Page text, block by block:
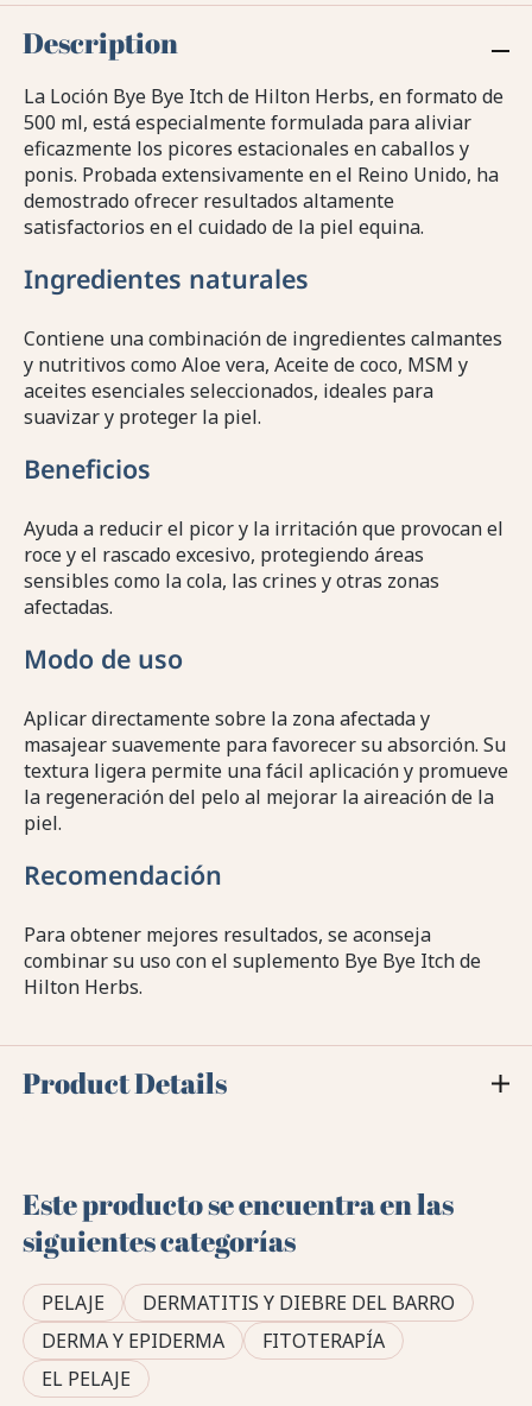
Description
La Loción Bye Bye Itch de Hilton Herbs, en formato de
500 ml, está especialmente formulada para aliviar
eficazmente los picores estacionales en caballos y
ponis. Probada extensivamente en el Reino Unido, ha
demostrado ofrecer resultados altamente
satisfactorios en el cuidado de la piel equina.
Ingredientes naturales
Contiene una combinación de ingredientes calmantes
y nutritivos como Aloe vera, Aceite de coco, MSM y
aceites esenciales seleccionados, ideales para
suavizar y proteger la piel.
Beneficios
Ayuda a reducir el picor y la irritación que provocan el
roce y el rascado excesivo, protegiendo áreas
sensibles como la cola, las crines y otras zonas
afectadas.
Modo de uso
Aplicar directamente sobre la zona afectada y
masajear suavemente para favorecer su absorción. Su
textura ligera permite una fácil aplicación y promueve
la regeneración del pelo al mejorar la aireación de la
piel.
Recomendación
Para obtener mejores resultados, se aconseja
combinar su uso con el suplemento Bye Bye Itch de
Hilton Herbs.
Product Details
Este producto se encuentra en las
siguientes categorías
PELAJE
DERMATITIS Y DIEBRE DEL BARRO
DERMA Y EPIDERMA
FITOTERAPÍA
EL PELAJE